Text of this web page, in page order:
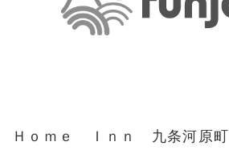
Ｈｏｍｅ Ｉｎｎ 九条河原町